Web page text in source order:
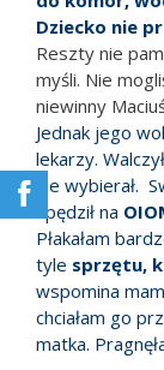
Dziecko nie
Reszty nie
myśli. Nie
niewinny
Jednak jego
lekarzy.
nie wybierał.
spędził na
Płakałam
tyle sprzętu,
wspomina
chciałam go
matka.